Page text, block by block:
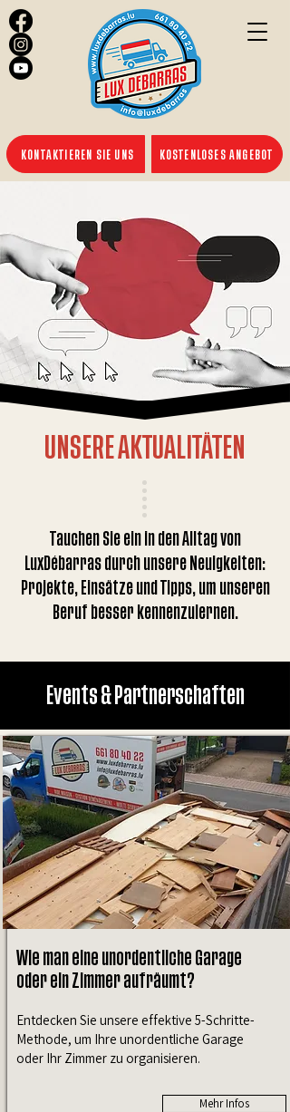
KONTAKTIEREN SIE UNS KOSTENLOSES ANGEBOT
UNSERE AKTUALITÄTEN
Tauchen Sie ein in den Alltag von
LuxDébarras durch unsere Neuigkeiten:
Projekte, Einsätze und Tipps, um unseren
Beruf besser kennenzulernen.
Events & Partnerschaften
Wie man eine unordentliche Garage
oder ein Zimmer aufräumt?
Entdecken Sie unsere effektive 5-Schritte-
Methode, um Ihre unordentliche Garage
oder Ihr Zimmer zu organisieren.
Mehr Infos